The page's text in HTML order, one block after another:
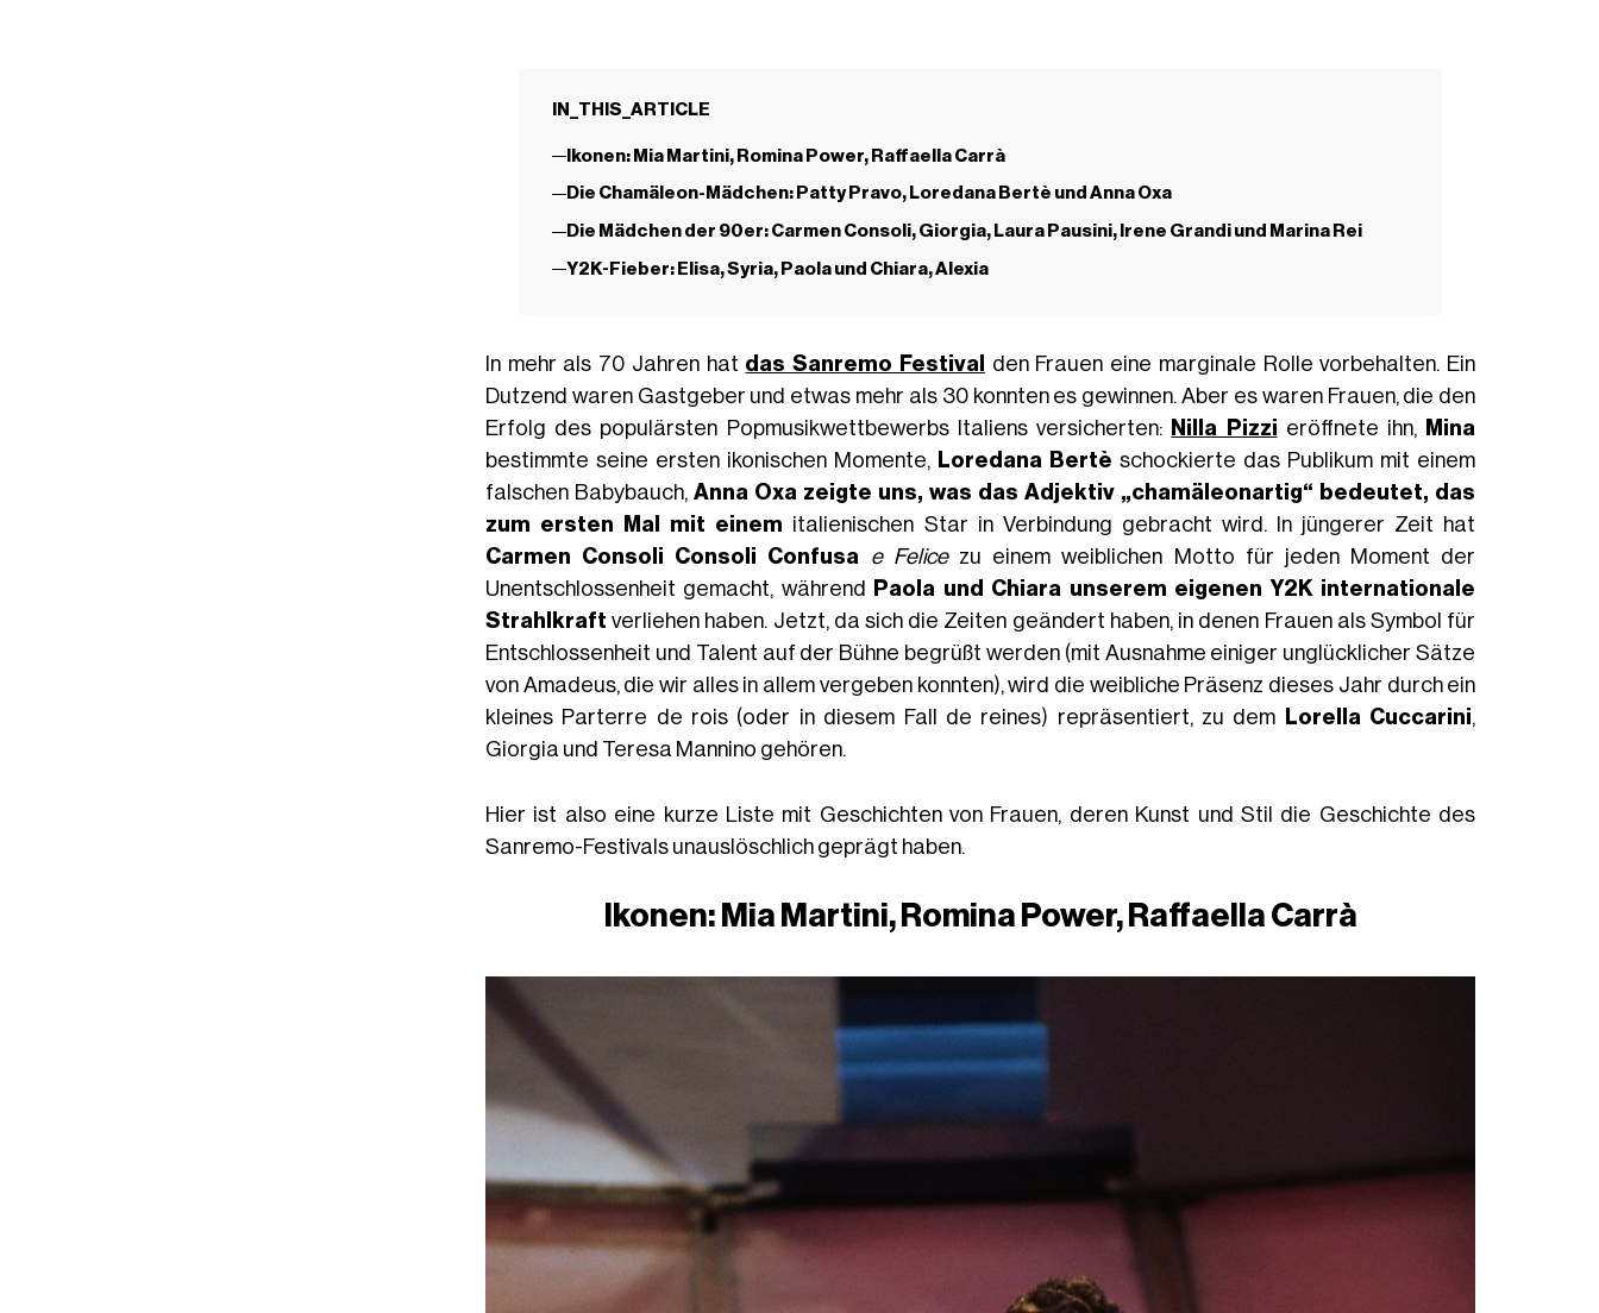
IN_THIS_ARTICLE
Ikonen: Mia Martini, Romina Power, Raffaella Carrà
Die Chamäleon-Mädchen: Patty Pravo, Loredana Bertè und Anna Oxa
Die Mädchen der 90er: Carmen Consoli, Giorgia, Laura Pausini, Irene Grandi und Marina Rei
Y2K-Fieber: Elisa, Syria, Paola und Chiara, Alexia
In mehr als 70 Jahren hat das Sanremo Festival
den Frauen eine marginale Rolle vorbehalten. Ein
Dutzend waren Gastgeber und etwas mehr als 30 konnten es gewinnen. Aber es waren Frauen, die den
Erfolg des populärsten Popmusikwettbewerbs Italiens versicherten:
Nilla Pizzi eröffnete ihn,
Mina
bestimmte seine ersten ikonischen Momente, Loredana Bertè schockierte das Publikum mit einem
falschen Babybauch,Anna Oxa zeigte uns, was das Adjektiv „chamäleonartig“ bedeutet, das
zum ersten Mal mit einem italienischen Star in Verbindung gebracht wird. In jüngerer Zeit hat
Carmen Consoli Consoli Confusa
e Felicezu einem weiblichen Motto für jeden Moment der
Unentschlossenheit gemacht, während
Paola und Chiara unserem eigenen Y2K internationale
Strahlkraft verliehen haben. Jetzt, da sich die Zeiten geändert haben, in denen Frauen als Symbol für
Entschlossenheit und Talent auf der Bühne begrüßt werden (mit Ausnahme einiger unglücklicher Sätze
von Amadeus, die wir alles in allem vergeben konnten), wird die weibliche Präsenz dieses Jahr durch ein
kleines Parterre de rois (oder in diesem Fall de reines) repräsentiert, zu dem
Lorella Cuccarini,
Giorgia und Teresa Mannino gehören.
Hier ist also eine kurze Liste mit Geschichten von Frauen, deren Kunst und Stil die Geschichte des
Sanremo-Festivals unauslöschlich geprägt haben.
Ikonen: Mia Martini, Romina Power, Raffaella Carrà